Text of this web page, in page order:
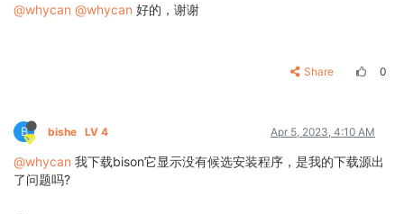
@whycan @whycan 好的，谢谢
Share 0
B bishe LV 4 Apr 5, 2023, 4:10 AM
@whycan 我下载bison它显示没有候选安装程序，是我的下载源出
了问题吗?